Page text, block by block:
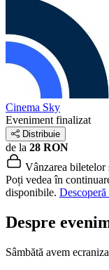
Cinema Sky
Eveniment finalizat
Distribuie
de la 28 RON
Vânzarea biletelor
Poți vedea în
disponibile.
Despre
Sâmbătă avem